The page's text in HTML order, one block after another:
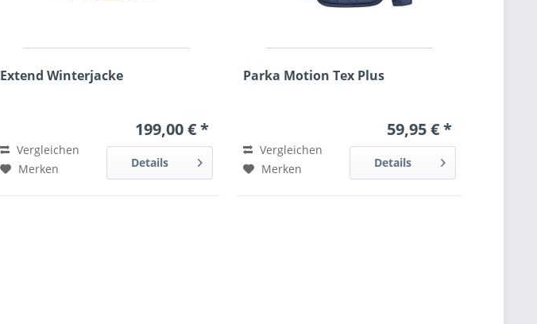
Extend Winterjacke
199,00 € *
Details
Vergleichen
Merken
Parka Motion Tex Plus
59,95 € *
Details
Vergleichen
Merken